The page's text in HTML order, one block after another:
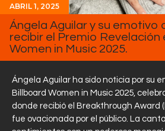
Sobre Nosotros
Contactos
ABRIL 1, 2025
Ángela Aguilar y su emotivo
recibir el Premio Revelación
Women in Music 2025.
Ángela Aguilar ha sido noticia por su
Billboard Women in Music 2025,
donde recibió el Breakthrough Award
fue ovacionada por el público. La